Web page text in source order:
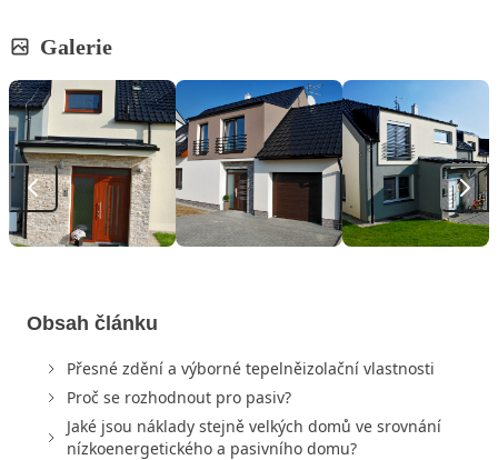
Galerie
Obsah článku
Přesné zdění a výborné tepelněizolační vlastnosti
Proč se rozhodnout pro pasiv?
Jaké jsou náklady stejně velkých domů ve srovnání
nízkoenergetického a pasivního domu?